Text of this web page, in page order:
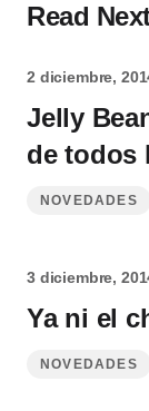
Read
2 diciembre,
Jelly
de todos
NOVEDADES
3 diciembre,
Ya ni el
NOVEDADES